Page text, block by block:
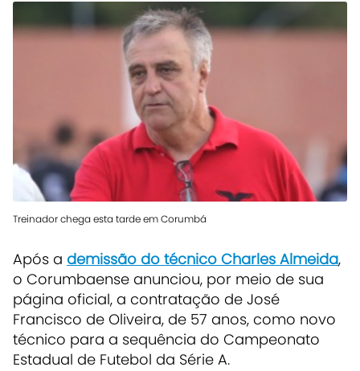
Treinador chega esta tarde em Corumbá
Após a demissão do técnico Charles Almeida,
o Corumbaense anunciou, por meio de sua
página oficial, a contratação de José
Francisco de Oliveira, de 57 anos, como novo
técnico para a sequência do Campeonato
Estadual de Futebol da Série A.